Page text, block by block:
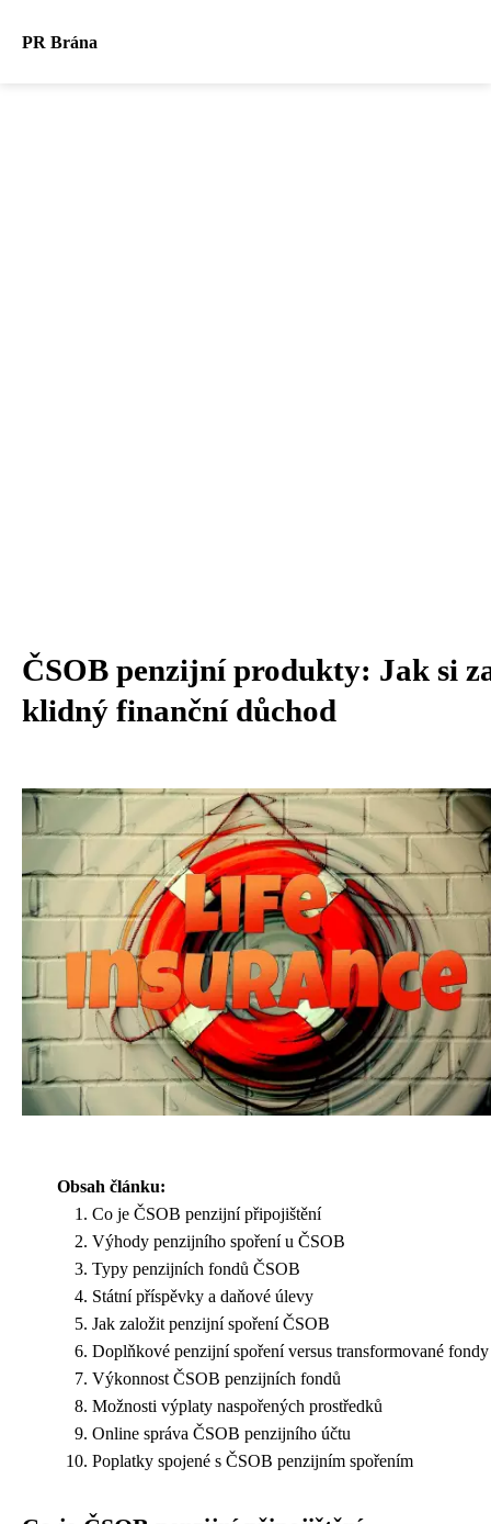
PR Brána
ČSOB penzijní produkty: Jak si
klidný finanční důchod
Obsah článku:
Co je ČSOB penzijní připojištění
Výhody penzijního spoření u ČSOB
Typy penzijních fondů ČSOB
Státní příspěvky a daňové úlevy
Jak založit penzijní spoření ČSOB
Doplňkové penzijní spoření versus transformované fondy
Výkonnost ČSOB penzijních fondů
Možnosti výplaty naspořených prostředků
Online správa ČSOB penzijního účtu
Poplatky spojené s ČSOB penzijním spořením